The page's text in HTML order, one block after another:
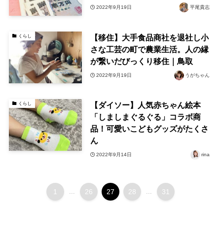
2022年9月19日 平尾貴志
くらし
【移住】大手食品商社を退社し小
さな工芸の町で農業生活。人の縁
が繋いだびっくり移住｜鳥取
2022年9月19日 うがちゃん
くらし
【ダイソー】人気赤ちゃん絵本
「しましまぐるぐる」コラボ商
品！可愛いこどもグッズがたくさ
ん
2022年9月14日 rina
1 26 27 28 31